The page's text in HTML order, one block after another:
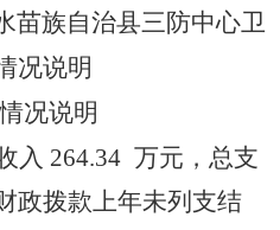
苗族自治县三防中心卫
况说明
况说明
入 264.34 万元，总支
政拨款上年未列支结